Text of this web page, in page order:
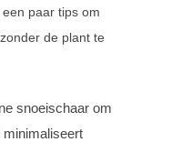
paar tips om
de plant te
snoeischaar om
minimaliseert